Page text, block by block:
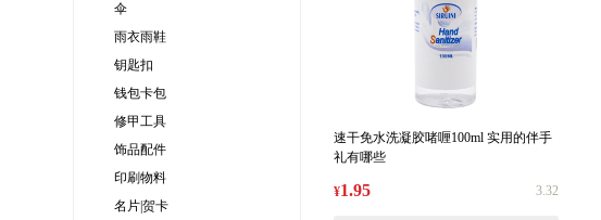
伞
雨衣雨鞋
钥匙扣
钱包卡包
修甲工具
饰品配件
印刷物料
名片|贺卡
速干免水洗凝胶啫喱100ml 实用的伴手
礼有哪些
¥1.95 3.32